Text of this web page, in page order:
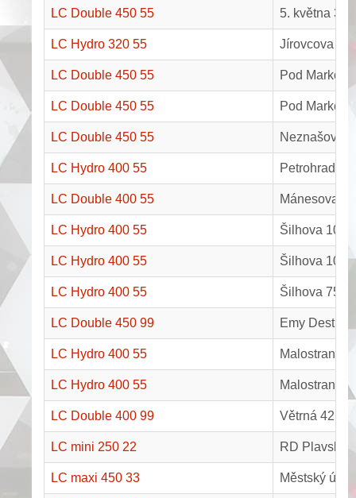
LC Double 450 55 5. května
LC Hydro 320 55 Jírovcova
LC Double 450 55 Pod
LC Double 450 55 Pod
LC Double 450 55 Neznašov 86
LC Hydro 400 55
LC Double 400 55 Mánesova
LC Hydro 400 55 Šilhova
LC Hydro 400 55 Šilhova
LC Hydro 400 55 Šilhova 755,
LC Double 450 99 Emy
LC Hydro 400 55
LC Hydro 400 55
LC Double 400 99 Větrná 42,
LC mini 250 22 RD Plavsko
LC maxi 450 33 Městský